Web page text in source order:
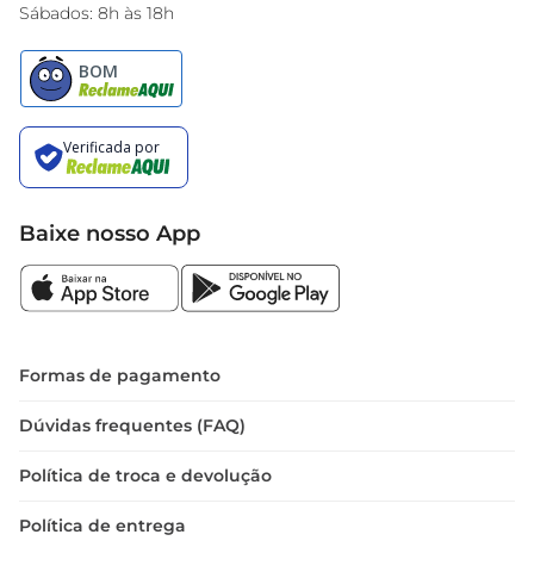
Sábados: 8h às 18h
Baixe nosso App
Formas de pagamento
Dúvidas frequentes (FAQ)
Política de troca e devolução
Política de entrega